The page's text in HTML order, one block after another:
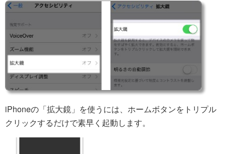
iPhoneの「拡大鏡」を使うには、ホームボタンをトリプル
クリックするだけで素早く起動します。